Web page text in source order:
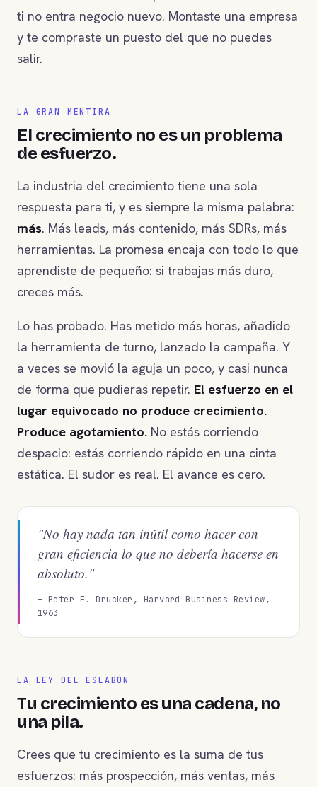
ti no entra negocio nuevo. Montaste una empresa
y te compraste un puesto del que no puedes
salir.
LA GRAN MENTIRA
El crecimiento no es un problema
de esfuerzo.
La industria del crecimiento tiene una sola
respuesta para ti, y es siempre la misma palabra:
más. Más leads, más contenido, más SDRs, más
herramientas. La promesa encaja con todo lo que
aprendiste de pequeño: si trabajas más duro,
creces más.
Lo has probado. Has metido más horas, añadido
la herramienta de turno, lanzado la campaña. Y
a veces se movió la aguja un poco, y casi nunca
de forma que pudieras repetir. El esfuerzo en el
lugar equivocado no produce crecimiento.
Produce agotamiento. No estás corriendo
despacio: estás corriendo rápido en una cinta
estática. El sudor es real. El avance es cero.
"No hay nada tan inútil como hacer con
gran eficiencia lo que no debería hacerse en
absoluto."
— Peter F. Drucker, Harvard Business Review,
1963
LA LEY DEL ESLABÓN
Tu crecimiento es una cadena, no
una pila.
Crees que tu crecimiento es la suma de tus
esfuerzos: más prospección, más ventas, más